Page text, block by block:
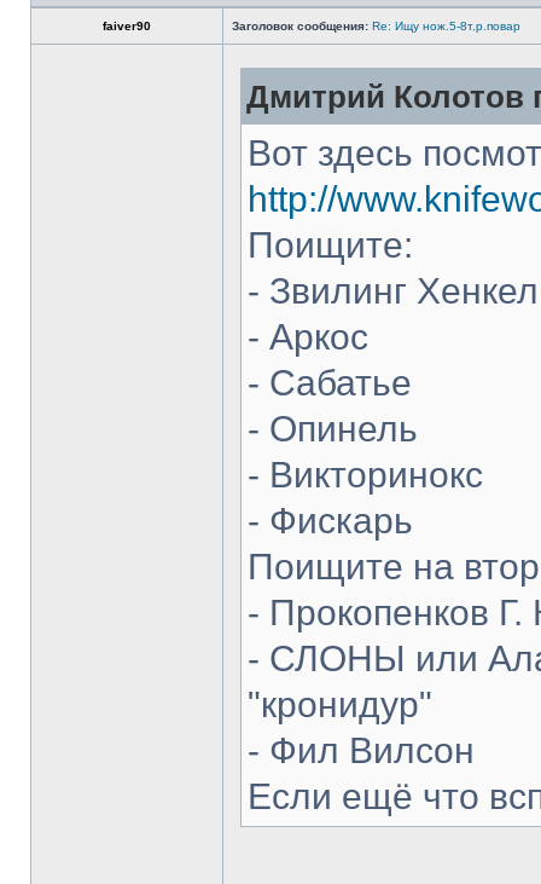
faiver90 Заголовок сообщения: Re: Ищу нож.5-8т.р.повар
Дмитрий Колотов
Вот здесь
http://
Поищите:
- Звилинг
- Аркос
- Сабатье
- Опинель
- Викторинокс
- Фискарь
Поищите на
- Прокопенков Г.
- СЛОНЫ или
"кронидур"
- Фил Вилсон
Если ещё что